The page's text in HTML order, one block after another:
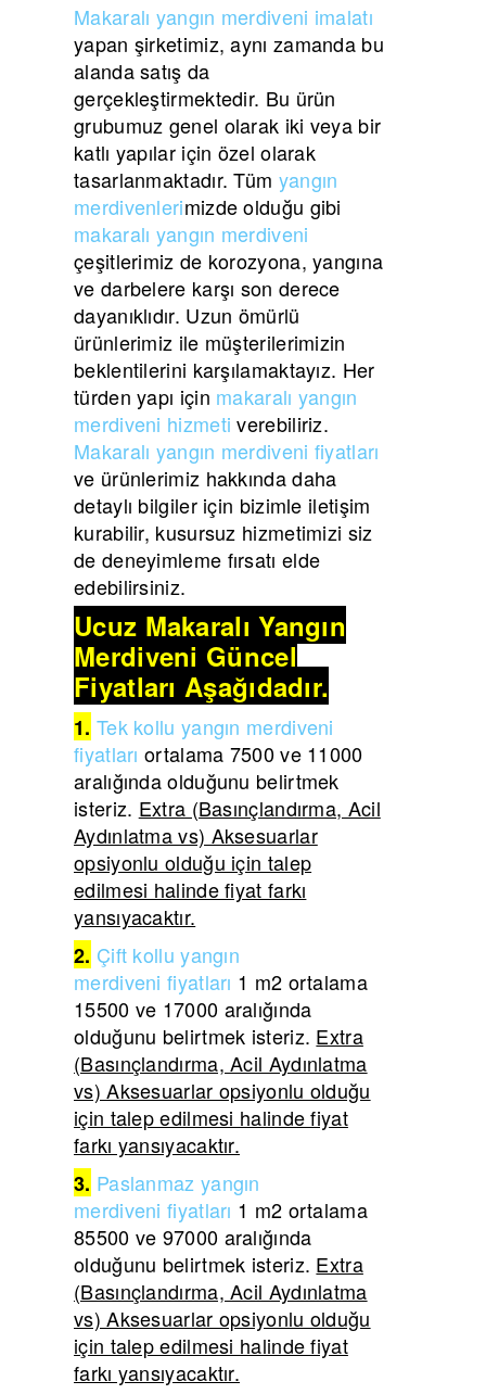
Makaralı yangın merdiveni imalatı
yapan şirketimiz, aynı zamanda bu
alanda satış da
gerçekleştirmektedir. Bu ürün
grubumuz genel olarak iki veya bir
katlı yapılar için özel olarak
tasarlanmaktadır. Tüm yangın
merdivenlerimizde olduğu gibi
makaralı yangın merdiveni
çeşitlerimiz de korozyona, yangına
ve darbelere karşı son derece
dayanıklıdır. Uzun ömürlü
ürünlerimiz ile müşterilerimizin
beklentilerini karşılamaktayız. Her
türden yapı için makaralı yangın
merdiveni hizmeti verebiliriz.
Makaralı yangın merdiveni fiyatları
ve ürünlerimiz hakkında daha
detaylı bilgiler için bizimle iletişim
kurabilir, kusursuz hizmetimizi siz
de deneyimleme fırsatı elde
edebilirsiniz.
Ucuz Makaralı Yangın
Merdiveni Güncel
Fiyatları Aşağıdadır.
1. Tek kollu yangın merdiveni
fiyatları ortalama 7500 ve 11000
aralığında olduğunu belirtmek
isteriz. Extra (Basınçlandırma, Acil
Aydınlatma vs) Aksesuarlar
opsiyonlu olduğu için talep
edilmesi halinde fiyat farkı
yansıyacaktır.
2. Çift kollu yangın
merdivenifiyatları 1 m2 ortalama
15500 ve 17000 aralığında
olduğunu belirtmek isteriz. Extra
(Basınçlandırma, Acil Aydınlatma
vs) Aksesuarlar opsiyonlu olduğu
için talep edilmesi halinde fiyat
farkı yansıyacaktır.
3. Paslanmaz yangın
merdivenifiyatları 1 m2 ortalama
85500 ve 97000 aralığında
olduğunu belirtmek isteriz. Extra
(Basınçlandırma, Acil Aydınlatma
vs) Aksesuarlar opsiyonlu olduğu
için talep edilmesi halinde fiyat
farkı yansıyacaktır.